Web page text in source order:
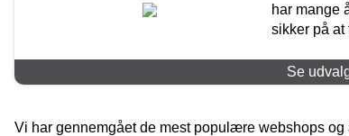
har mange
sikker på at
Se
Vi har gennemgået de mest populære webshops